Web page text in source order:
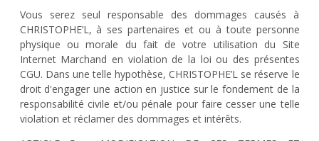
Vous serez seul responsable des dommages causés à
CHRISTOPHE’L, à ses partenaires et ou à toute personne
physique ou morale du fait de votre utilisation du Site
Internet Marchand en violation de la loi ou des présentes
CGU. Dans une telle hypothèse, CHRISTOPHE’L se réserve le
droit d'engager une action en justice sur le fondement de la
responsabilité civile et/ou pénale pour faire cesser une telle
violation et réclamer des dommages et intérêts.